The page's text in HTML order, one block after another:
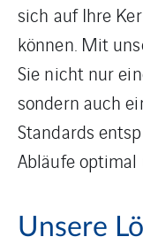
sich auf Ihre
können. Mit
Sie nicht nur
sondern auch
Standards
Abläufe
Unsere